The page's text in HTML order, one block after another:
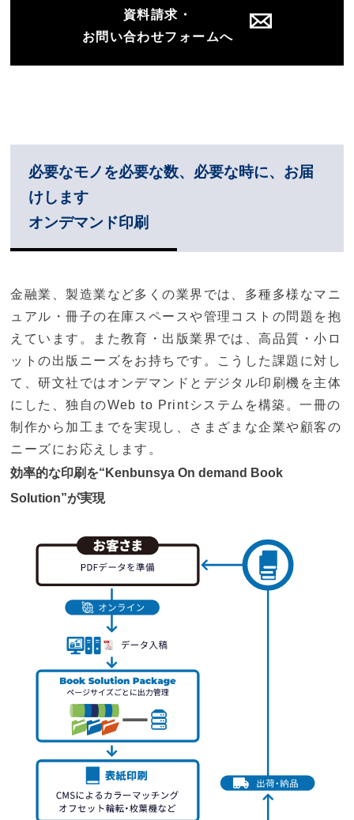
資料請求・
お問い合わせフォームへ
必要なモノを必要な数、必要な時に、お届
けします
オンデマンド印刷
金融業、製造業など多くの業界では、多種多様なマニ
ュアル・冊子の在庫スペースや管理コストの問題を抱
えています。また教育・出版業界では、高品質・小ロ
ットの出版ニーズをお持ちです。こうした課題に対し
て、研文社ではオンデマンドとデジタル印刷機を主体
にした、独自のWeb to Printシステムを構築。一冊の
制作から加工までを実現し、さまざまな企業や顧客の
ニーズにお応えします。
効率的な印刷を“Kenbunsya On demand Book
Solution”が実現